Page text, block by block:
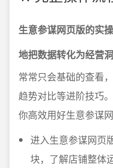
生意参谋网页版的实
地把数据转化为经营洞
常常只会基础的查看
趋势对比等进阶技巧
你高效用好生意参谋网
进入生意参谋网页
块，了解店铺整体